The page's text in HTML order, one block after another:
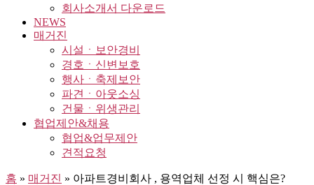
회사소개서 다운로드
NEWS
매거진
시설ㆍ보안경비
경호ㆍ신변보호
행사ㆍ축제보안
파견ㆍ아웃소싱
건물ㆍ위생관리
협업제안&채용
협업&업무제안
견적요청
홈 » 매거진 » 아파트경비회사 , 용역업체 선정 시 핵심은?